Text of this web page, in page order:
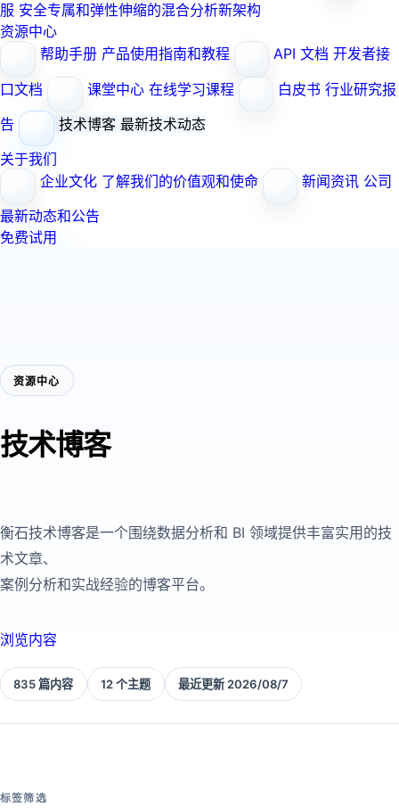
服 安全专属和弹性伸缩的混合分析新架构
资源中心
帮助手册 产品使用指南和教程 API 文档 开发者接
口文档
课堂中心 在线学习课程 白皮书 行业研究报
告
技术博客 最新技术动态
关于我们
企业文化 了解我们的价值观和使命 新闻资讯 公司
最新动态和公告
免费试用
资源中心
技术博客
衡石技术博客是一个围绕数据分析和 BI 领域提供丰富实用的技
术文章、
案例分析和实战经验的博客平台。
浏览内容
835 篇内容 12 个主题 最近更新 2026/08/7
标签筛选